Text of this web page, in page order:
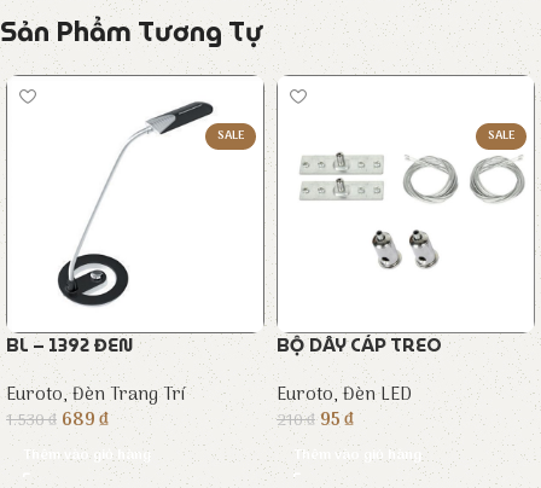
Sản Phẩm Tương Tự
SALE
BL – 1392 ĐEN
Euroto,Đèn Trang Trí
1.530₫ 689₫
Thêm vào giỏ hàng
SALE
BỘ DÂY CÁP TREO
Euroto,Đèn LED
210₫95₫
Thêm vào giỏ hàng